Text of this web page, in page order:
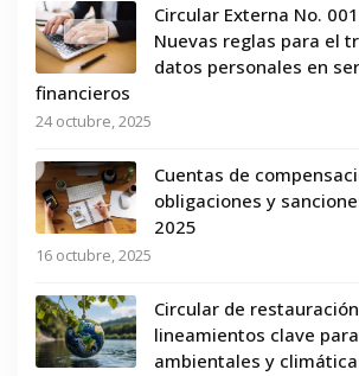
Circular Externa No.
Nuevas reglas para el
datos personales en
financieros
24 octubre, 2025
Cuentas de
obligaciones y
2025
16 octubre, 2025
Circular de
lineamientos clave
ambientales y